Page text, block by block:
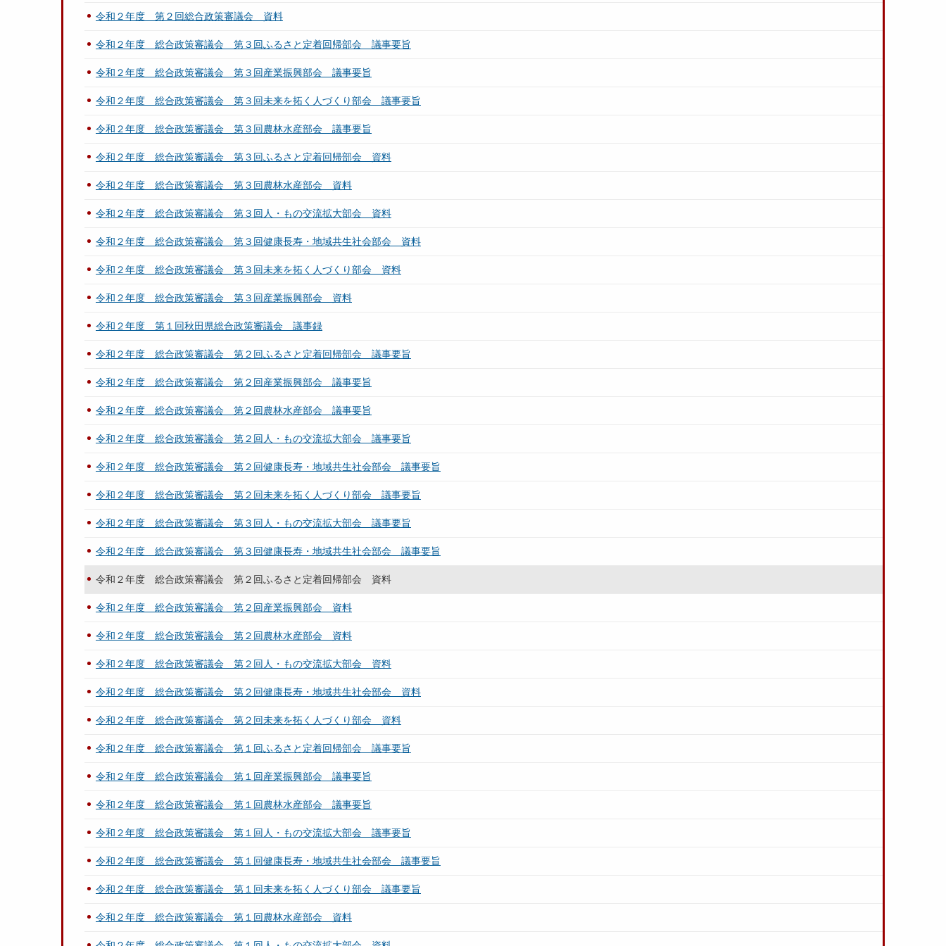
令和２年度 第２回総合政策審議会 資料
令和２年度 総合政策審議会 第３回ふるさと定着回帰部会 議事要旨
令和２年度 総合政策審議会 第３回産業振興部会 議事要旨
令和２年度 総合政策審議会 第３回未来を拓く人づくり部会 議事要旨
令和２年度 総合政策審議会 第３回農林水産部会 議事要旨
令和２年度 総合政策審議会 第３回ふるさと定着回帰部会 資料
令和２年度 総合政策審議会 第３回農林水産部会 資料
令和２年度 総合政策審議会 第３回人・もの交流拡大部会 資料
令和２年度 総合政策審議会 第３回健康長寿・地域共生社会部会 資料
令和２年度 総合政策審議会 第３回未来を拓く人づくり部会 資料
令和２年度 総合政策審議会 第３回産業振興部会 資料
令和２年度 第１回秋田県総合政策審議会 議事録
令和２年度 総合政策審議会 第２回ふるさと定着回帰部会 議事要旨
令和２年度 総合政策審議会 第２回産業振興部会 議事要旨
令和２年度 総合政策審議会 第２回農林水産部会 議事要旨
令和２年度 総合政策審議会 第２回人・もの交流拡大部会 議事要旨
令和２年度 総合政策審議会 第２回健康長寿・地域共生社会部会 議事要旨
令和２年度 総合政策審議会 第２回未来を拓く人づくり部会 議事要旨
令和２年度 総合政策審議会 第３回人・もの交流拡大部会 議事要旨
令和２年度 総合政策審議会 第３回健康長寿・地域共生社会部会 議事要旨
令和２年度 総合政策審議会 第２回ふるさと定着回帰部会 資料
令和２年度 総合政策審議会 第２回産業振興部会 資料
令和２年度 総合政策審議会 第２回農林水産部会 資料
令和２年度 総合政策審議会 第２回人・もの交流拡大部会 資料
令和２年度 総合政策審議会 第２回健康長寿・地域共生社会部会 資料
令和２年度 総合政策審議会 第２回未来を拓く人づくり部会 資料
令和２年度 総合政策審議会 第１回ふるさと定着回帰部会 議事要旨
令和２年度 総合政策審議会 第１回産業振興部会 議事要旨
令和２年度 総合政策審議会 第１回農林水産部会 議事要旨
令和２年度 総合政策審議会 第１回人・もの交流拡大部会 議事要旨
令和２年度 総合政策審議会 第１回健康長寿・地域共生社会部会 議事要旨
令和２年度 総合政策審議会 第１回未来を拓く人づくり部会 議事要旨
令和２年度 総合政策審議会 第１回農林水産部会 資料